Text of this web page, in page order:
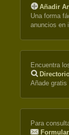
Añadir
Una forma
anuncios en
Encuentra
Añade gratis
Para